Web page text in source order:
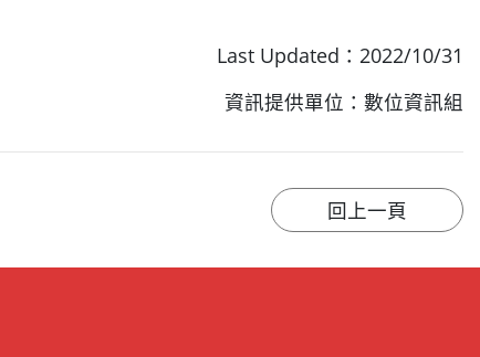
Last Updated：2022/10/31
資訊提供單位：數位資訊組